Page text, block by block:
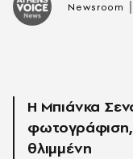
Newsroom
H Μπιάνκα
θλιμμένη